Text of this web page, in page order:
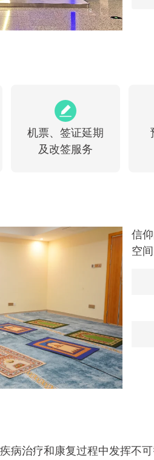
机票、签证延期
及改签服务
信
空
病治疗和康复过程中发挥不